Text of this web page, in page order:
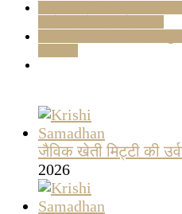
जैविक खेती मिट्टी की
2026